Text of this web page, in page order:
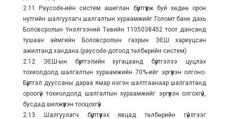
2.11 Рaycode-ийн систем ашиглан бүртгүүлж буй хөдөө орон
нутгийн шалгуулагч шалгалтын хураамжийг Голомт банк дахь
Боловсролын Үнэлгээний Төвийн 1105038452 тоот дансанд
тушаан аймгийн Боловсролын газрын ЭЕШ хариуцсан
ажилтанд хандана.(paycode-дотоод төлбөрийн систем)
2.12 ЭЕШ-ын бүртгэлийн хугацаанд бүртгэлээ цуцлах
тохиолдолд шалгалтын хураамжийн 70%-ийг эргүүлэн олгоно.
Бүртгэл дууссаны дараа ямар нэгэн шалтгаанаар шалгалтанд
ороогүй тохиолдолд шалгалтын хураамжийг эргүүлэн олгохгүй,
бусдад шилжүүлэн тооцохгүй.
2.13 Шалгуулагч бүртгүүлэх явцад төлбөрийн гүйлгээг